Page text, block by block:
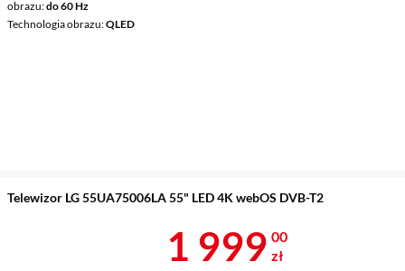
obrazu do 60 Hz
Technologia obrazu QLED
Telewizor LG 55UA75006LA 55" LED 4K webOS DVB-T2
Cena 1 999 zł
1 999 00
zł